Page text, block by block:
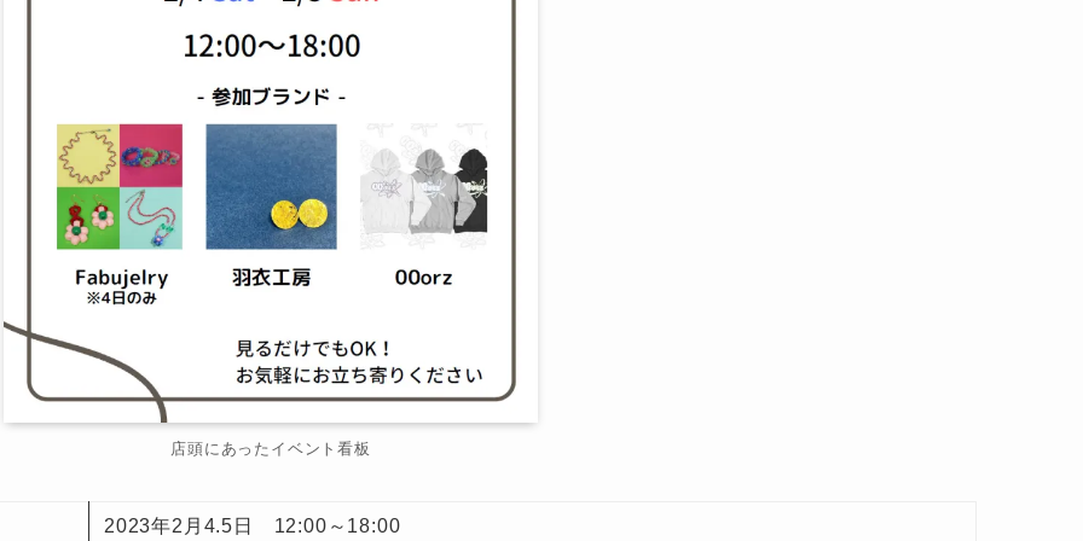
店頭にあったイベント看板
2023年2月4.5日 12:00～18:00